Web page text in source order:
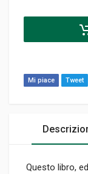
Mi piace Tweet
Questo libro,